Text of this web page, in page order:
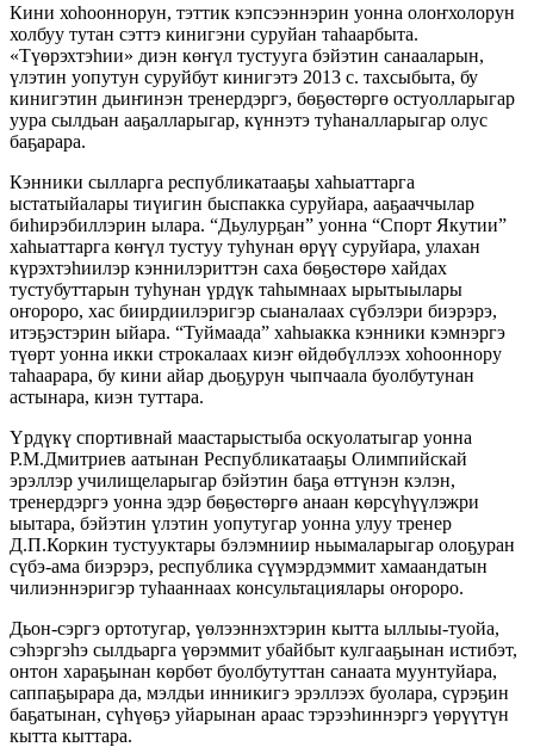
Кини хоһооннорун, тэттик кэпсээннэрин уонна олоҥхолорун
холбуу тутан сэттэ кинигэни суруйан таһаарбыта.
«Түөрэхтэһии» диэн көҥүл тустууга бэйэтин санааларын,
үлэтин уопутун суруйбут кинигэтэ 2013 с. тахсыбыта, бу
кинигэтин дьиҥинэн тренердэргэ, бөҕөстөргө остуолларыгар
уура сылдьан ааҕалларыгар, күннэтэ туһаналларыгар олус
баҕарара.
Кэнники сылларга республикатааҕы хаһыаттарга
ыстатыйалары тиүигин быспакка суруйара, ааҕааччылар
биһирэбиллэрин ылара. “Дьулурҕан” уонна “Спорт Якутии”
хаһыаттарга көҥүл тустуу туһунан өрүү суруйара, улахан
күрэхтэһиилэр кэннилэриттэн саха бөҕөстөрө хайдах
тустубуттарын туһунан үрдүк таһымнаах ырытыылары
оҥороро, хас биирдиилэригэр сыаналаах сүбэлэри биэрэрэ,
итэҕэстэрин ыйара. “Туймаада” хаһыакка кэнники кэмнэргэ
түөрт уонна икки строкалаах киэҥ өйдөбүллээх хоһооннору
таһаарара, бу кини айар дьоҕурун чыпчаала буолбутунан
астынара, киэн туттара.
Үрдүкү спортивнай маастарыстыба оскуолатыгар уонна
Р.М.Дмитриев аатынан Республикатааҕы Олимпийскай
эрэллэр училищеларыгар бэйэтин баҕа өттүнэн кэлэн,
тренердэргэ уонна эдэр бөҕөстөргө анаан көрсүһүүлэжри
ыытара, бэйэтин үлэтин уопутугар уонна улуу тренер
Д.П.Коркин тустууктары бэлэмниир ньымаларыгар олоҕуран
сүбэ-ама биэрэрэ, республика сүүмэрдэммит хамаандатын
чилиэннэригэр туһааннаах консультациялары оҥороро.
Дьон-сэргэ ортотугар, үөлээннэхтэрин кытта ыллыы-туойа,
сэһэргэһэ сылдьарга үөрэммит убайбыт кулгааҕынан истибэт,
онтон хараҕынан көрбөт буолбутуттан санаата муунтуйара,
саппаҕырара да, мэлдьи инникигэ эрэллээх буолара, сүрэҕин
баҕатынан, сүһүөҕэ уйарынан араас тэрээһиннэргэ үөрүүтүн
кытта кыттара.